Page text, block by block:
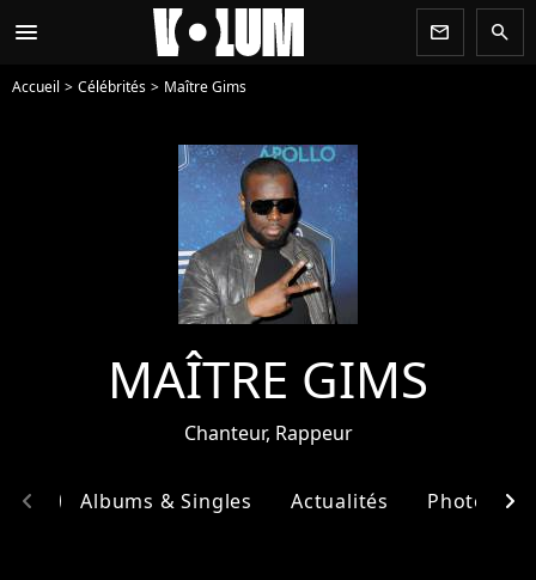
menu newsletter search
Accueil Célébrités Maître Gims
MAÎTRE GIMS
Chanteur, Rappeur
Albums & Singles Actualités Photos
chevron_left chevron_right